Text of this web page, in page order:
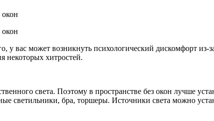
вас может возникнуть психологический дискомфорт из-
некоторых хитростей.
света. Поэтому в пространстве без окон лучше
светильники, бра, торшеры. Источники света можно